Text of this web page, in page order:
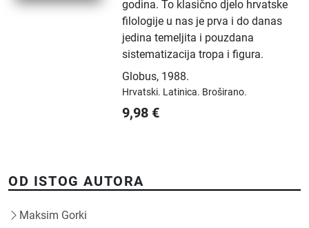
godina. To klasično djelo hrvatske
filologije u nas je prva i do danas
jedina temeljita i pouzdana
sistematizacija tropa i figura.
Globus, 1988.
Hrvatski. Latinica. Broširano.
9,98 €
OD ISTOG AUTORA
Maksim Gorki